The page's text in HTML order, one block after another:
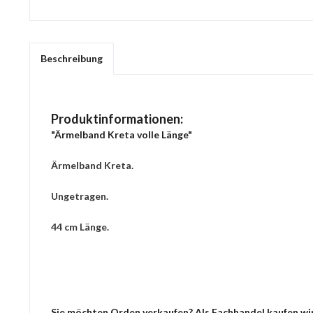
Beschreibung
Produktinformationen:
"Ärmelband Kreta volle Länge"
Ärmelband Kreta.
Ungetragen.
44 cm Länge.